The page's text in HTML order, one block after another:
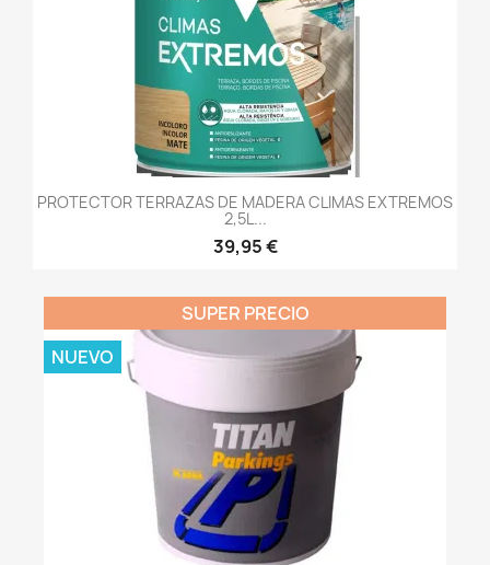
PROTECTOR TERRAZAS DE MADERA CLIMAS EXTREMOS
2,5L...
39,95 €
SUPER PRECIO
NUEVO